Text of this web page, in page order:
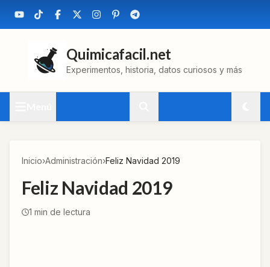
Quimicafacil.net
Experimentos, historia, datos curiosos y más
Inicio›Administración›Feliz Navidad 2019
Feliz Navidad 2019
1 min de lectura